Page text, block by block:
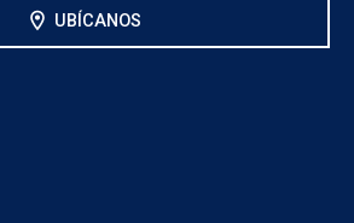
location_on UBÍCANOS